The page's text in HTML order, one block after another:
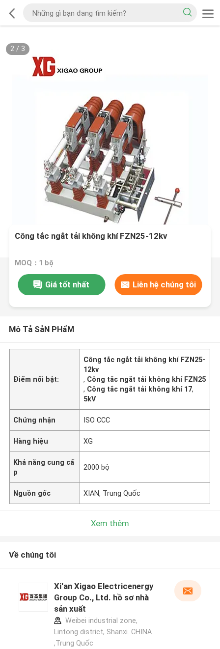
2/ 3
Công tắc ngắt tải không khí FZN25-12kv
MOQ：1 bộ
Giá tốt nhất Liên hệ chúng tôi
Mô Tả SảN PHẩM
Điểm nổi bật:
Công tắc ngắt tải không khí FZN25-
12kv
, Công tắc ngắt tải không khí FZN25
, Công tắc ngắt tải không khí 17,
5kV
Chứng nhận ISO CCC
Hàng hiệu XG
Khả năng cung cấ
p
2000 bộ
Nguồn gốc XIAN, Trung Quốc
Xem thêm
Về chúng tôi
Xi'an Xigao Electricenergy
Group Co., Ltd. hồ sơ nhà
sản xuất
Weibei industrial zone,
Lintong district, Shanxi. CHINA
,Trung Quốc